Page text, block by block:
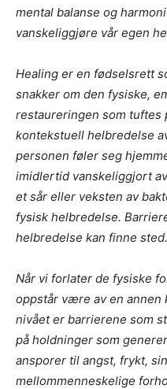
mental balanse og
vanskeliggjøre vår egen
Healing er en fødselsrett
snakker om den fysiske,
restaureringen som tuftes
kontekstuell helbredelse
personen føler seg
imidlertid vanskeliggjort
et sår eller veksten av
fysisk helbredelse.
helbredelse kan finne sted.
Når vi forlater de fysiske
oppstår være av en annen
nivået er barrierene som
på holdninger som
ansporer til angst, frykt,
mellommenneskelige